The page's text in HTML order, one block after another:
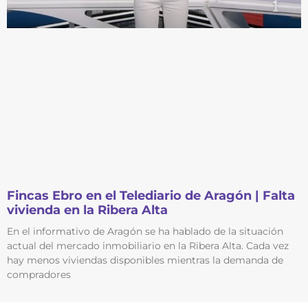
Fincas Ebro en el Telediario de Aragón | Falta
vivienda en la Ribera Alta
En el informativo de Aragón se ha hablado de la situación
actual del mercado inmobiliario en la Ribera Alta. Cada vez
hay menos viviendas disponibles mientras la demanda de
compradores